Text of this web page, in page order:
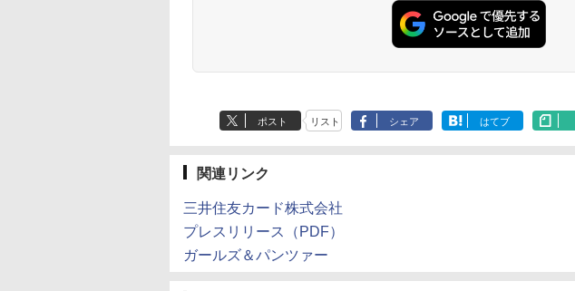
ポスト リスト シェア はてブ
関連リンク
三井住友カード株式会社
プレスリリース（PDF）
ガールズ＆パンツァー